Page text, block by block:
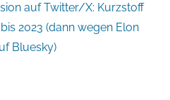
auf Twitter/X: Kurzstoff
2023 (dann wegen Elon
Bluesky)